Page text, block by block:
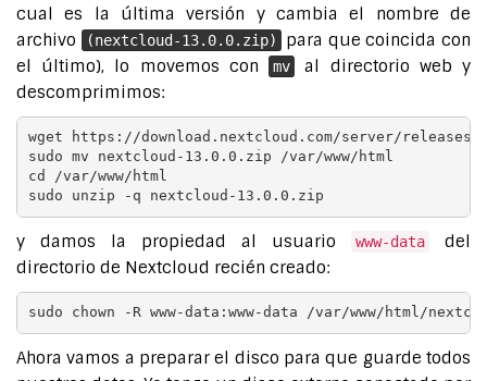
cual es la última versión y cambia el nombre de
archivo
(nextcloud-13.0.0.zip)
para que coincida con
el último), lo movemos con
mv
al directorio web y
descomprimimos:
wget https://download.nextcloud.com/server/
sudo mv nextcloud-13.0.0.zip /var/www/html
cd /var/www/html
sudo unzip -q nextcloud-13.0.0.zip
y damos la propiedad al usuario www-data
del
directorio de Nextcloud recién creado:
sudo chown -R www-data:www-data /var/www/html/
Ahora vamos a preparar el disco para que guarde todos